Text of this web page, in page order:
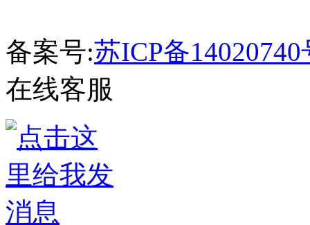
备案号:苏ICP备14020740
在线客服